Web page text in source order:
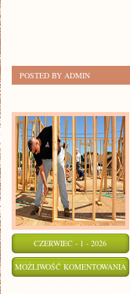
POSTED BY ADMIN
CZERWIEC - 1 - 2026
MOŻLIWOŚĆ KOMENTOWANIA